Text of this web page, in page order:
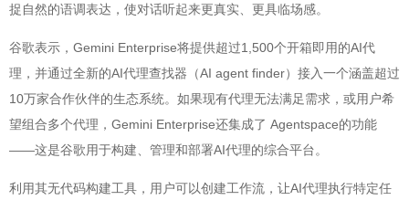
捉自然的语调表达，使对话听起来更真实、更具临场感。
谷歌表示，Gemini Enterprise将提供超过1,500个开箱即用的AI代
理，并通过全新的AI代理查找器（AI agent finder）接入一个涵盖超过
10万家合作伙伴的生态系统。如果现有代理无法满足需求，或用户希
望组合多个代理，Gemini Enterprise还集成了 Agentspace的功能
——这是谷歌用于构建、管理和部署AI代理的综合平台。
利用其无代码构建工具，用户可以创建工作流，让AI代理执行特定任